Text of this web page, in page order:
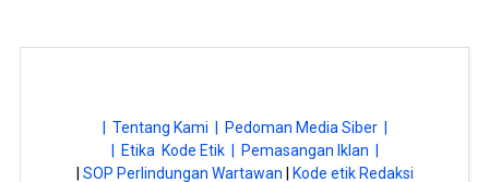
| Tentang Kami |
Pedoman Media Siber |
| Etika Kode Etik |
Pemasangan Iklan |
SOP Perlindungan Wartawan
Kode etik Redaksi